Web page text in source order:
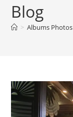
Blog
> Albums Photos